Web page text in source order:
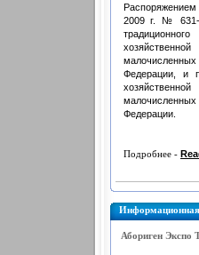
2009 г. № 631-
Федерации, и
Федерации.
Подробнее -
Информационная
Абориген Экспо